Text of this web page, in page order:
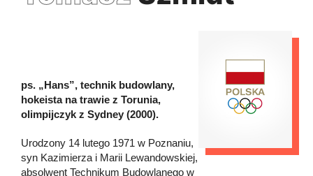
ps. „Hans”, technik budowlany,
hokeista na trawie z Torunia,
olimpijczyk z Sydney (2000).
Urodzony 14 lutego 1971 w Poznaniu,
syn Kazimierza i Marii Lewandowskiej,
absolwent Technikum Budowlanego w